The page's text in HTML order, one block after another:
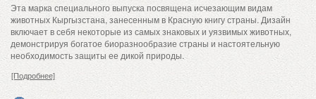
Эта марка специального выпуска посвящена исчезающим видам
животных Кыргызстана, занесенным в Красную книгу страны. Дизайн
включает в себя некоторые из самых знаковых и уязвимых животных,
демонстрируя богатое биоразнообразие страны и настоятельную
необходимость защиты ее дикой природы.
[Подробнее]